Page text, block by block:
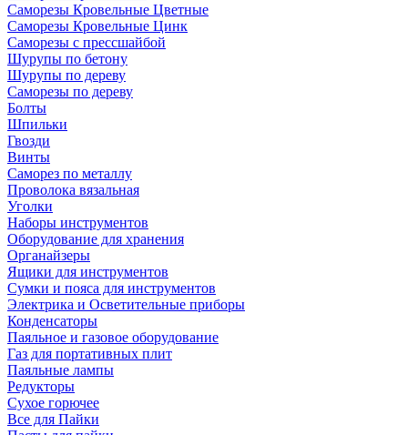
Саморезы Кровельные Цветные
Саморезы Кровельные Цинк
Саморезы с прессшайбой
Шурупы по бетону
Шурупы по дереву
Саморезы по дереву
Болты
Шпильки
Гвозди
Винты
Саморез по металлу
Проволока вязальная
Уголки
Наборы инструментов
Оборудование для хранения
Органайзеры
Ящики для инструментов
Сумки и пояса для инструментов
Электрика и Осветительные приборы
Конденсаторы
Паяльное и газовое оборудование
Газ для портативных плит
Паяльные лампы
Редукторы
Сухое горючее
Все для Пайки